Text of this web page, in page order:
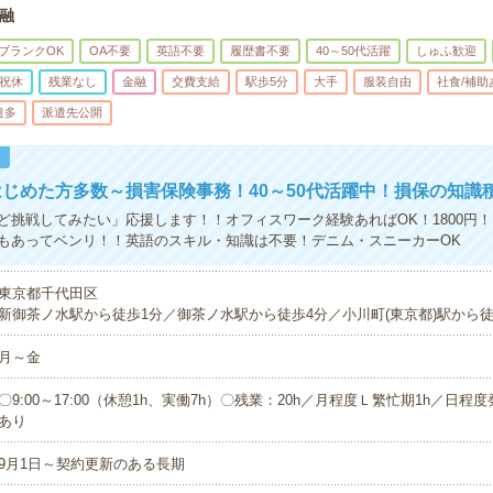
ランクOK OA不要 英語不要 履歴書不要 40～50代活躍 しゅふ歓迎
休 残業なし 金融 交費支給 駅歩5分 大手 服装自由 社食/補助
多 派遣先公開
めた方多数～損害保険事務！40～50代活躍中！損保の知識
挑戦してみたい」応援します！！オフィスワーク経験あればOK！1800円
あってベンリ！！英語のスキル・知識は不要！デニム・スニーカーOK
京都千代田区
御茶ノ水駅から徒歩1分／御茶ノ水駅から徒歩4分／小川町(東京都)駅から
～金
9:00～17:00（休憩1h、実働7h）〇残業：20h／月程度Ｌ繁忙期1h／日程度
り
月1日～契約更新のある長期